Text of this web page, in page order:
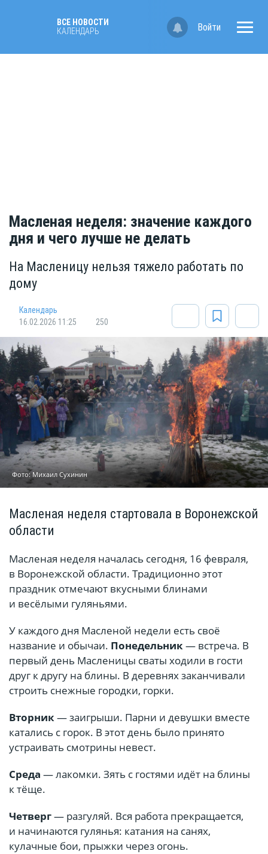
ВСЕ НОВОСТИ
КАЛЕНДАРЬ
Войти
Масленая неделя: значение каждого
дня и чего лучше не делать
На Масленицу нельзя тяжело работать по
дому
Календарь
16.02.2026 11:25
250
Фото: Михаил Сухинин
Масленая неделя стартовала в Воронежской
области
Масленая неделя началась сегодня, 16 февраля,
в Воронежской области. Традиционно этот
праздник отмечают вкусными блинами
и весёлыми гуляньями.
У каждого дня Масленой недели есть своё
название и обычаи. Понедельник— встреча. В
первый день Масленицы сваты ходили в гости
друг к другу на блины. В деревнях заканчивали
строить снежные городки, горки.
Вторник— заигрыши. Парни и девушки вместе
катались с горок. В этот день было принято
устраивать смотрины невест.
Среда — лакомки. Зять с гостями идёт на блины
к тёще.
Четверг— разгуляй. Вся работа прекращается,
и начинаются гулянья: катания на санях,
кулачные бои, прыжки через огонь.